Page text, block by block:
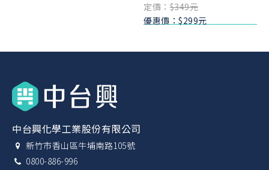
定價：$349元
優惠價：$299元
中台興化學工業股份有限公司
新竹市香山區牛埔南路105號
0800-886-996